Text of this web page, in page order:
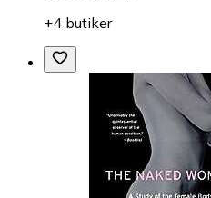
+4 butiker